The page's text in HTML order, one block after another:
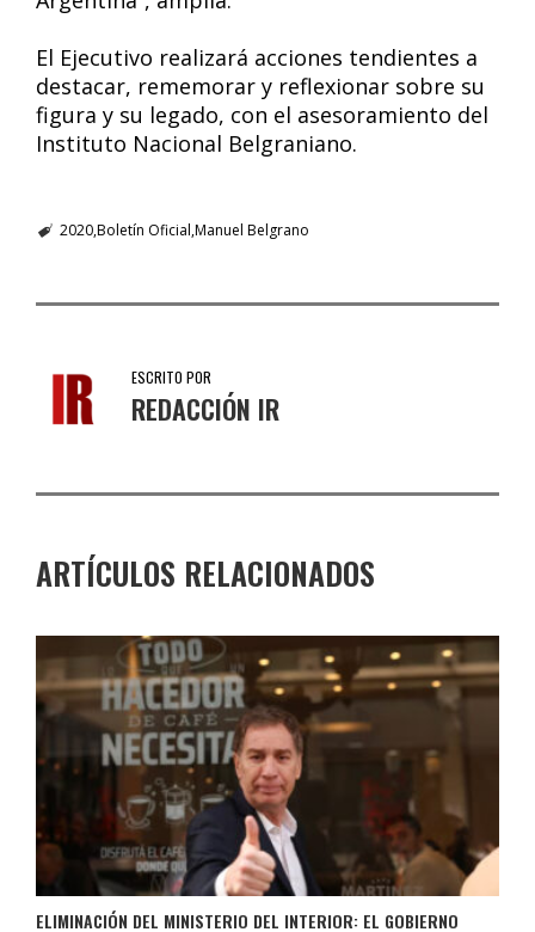
El Ejecutivo realizará acciones tendientes a
destacar, rememorar y reflexionar sobre su
figura y su legado, con el asesoramiento del
Instituto Nacional Belgraniano.
2020Boletín Oficial Manuel Belgrano
ESCRITO POR
REDACCIÓN IR
ARTÍCULOS RELACIONADOS
ELIMINACIÓN DEL MINISTERIO DEL INTERIOR: EL GOBIERNO